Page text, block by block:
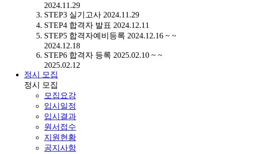
2024.11.29
STEP3 실기고사 2024.11.29
STEP4 합격자 발표 2024.12.11
STEP5 합격자예비등록 2024.12.16 ~ ~
2024.12.18
STEP6 합격자 등록 2025.02.10 ~ ~
2025.02.12
정시 모집
정시 모집
모집요강
입시일정
입시결과
원서접수
지원현황
공지사항